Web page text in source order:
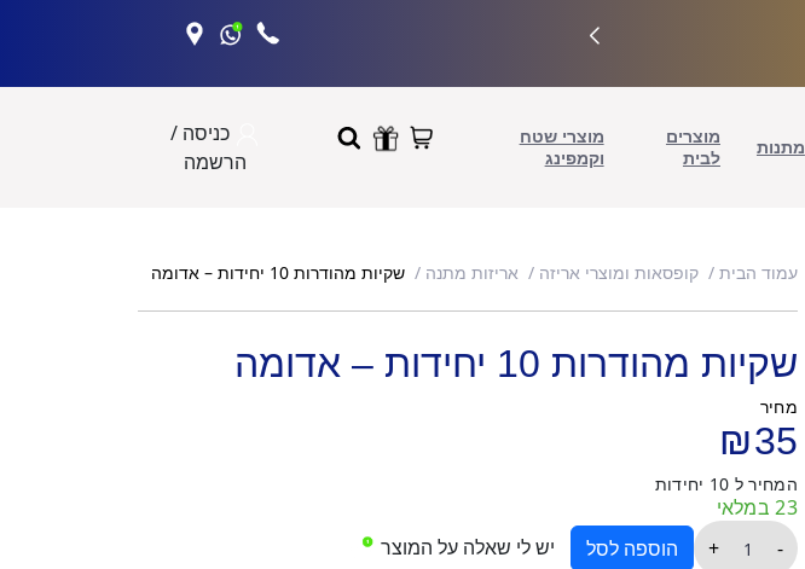
מתנות
מוצרים
לבית
מוצרי שטח
וקמפינג
כניסה /
הרשמה
עמוד הבית קופסאות ומוצרי אריזה אריזות מתנה שקיות מהודרות 10 יחידות – אדומה
שקיות מהודרות 10 יחידות – אדומה
מחיר
₪35
המחיר ל 10 יחידות
23 במלאי
-
כמות
+ הוספה לסל יש לי שאלה על המוצר